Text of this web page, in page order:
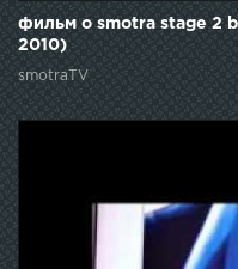
фильм о smotra stage 2
2010)
smotraTV